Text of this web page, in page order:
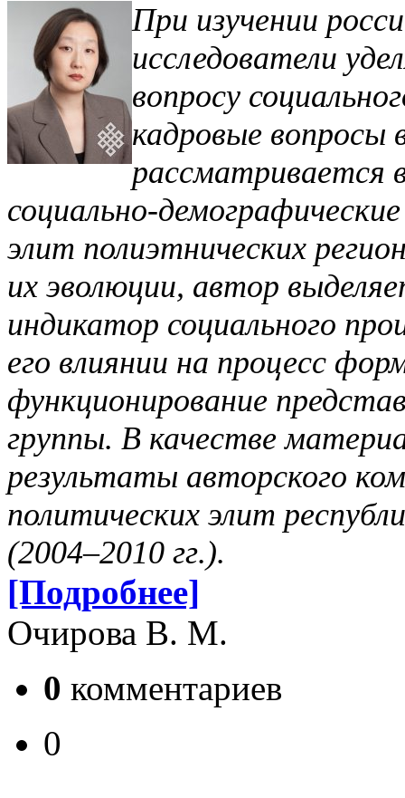
При изучении
исследователи
вопросу
кадровые вопросы
рассматривается
социально-
элит полиэтнических
их эволюции, автор
индикатор социального
его влиянии на процесс
функционирование
группы. В качестве
результаты авторского
политических элит
(2004–2010 гг.).
[Подробнее]
Очирова В. М.
0 комментариев
0